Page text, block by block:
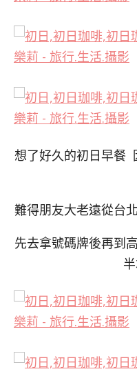
想了好久的初日早餐
難得朋友大老遠從台
先去拿號碼牌後再到